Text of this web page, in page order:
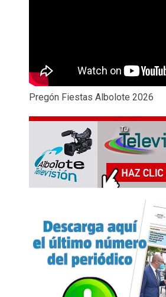
Pregón Fiestas Albolote 2026